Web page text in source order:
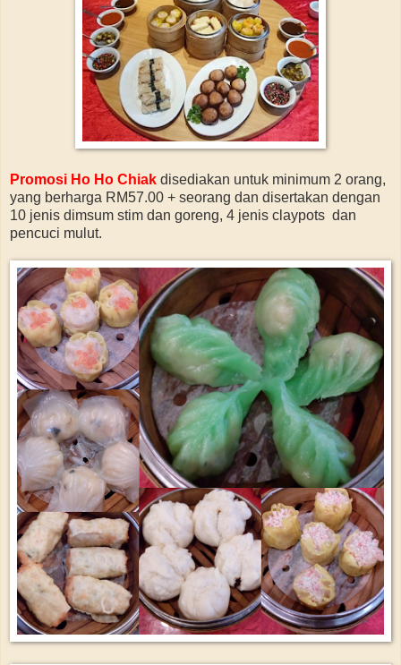
Promosi Ho Ho Chiak disediakan untuk minimum 2 orang,
yang berharga RM57.00 + seorang dan disertakan dengan
10 jenis dimsum stim dan goreng, 4 jenis claypots dan
pencuci mulut.